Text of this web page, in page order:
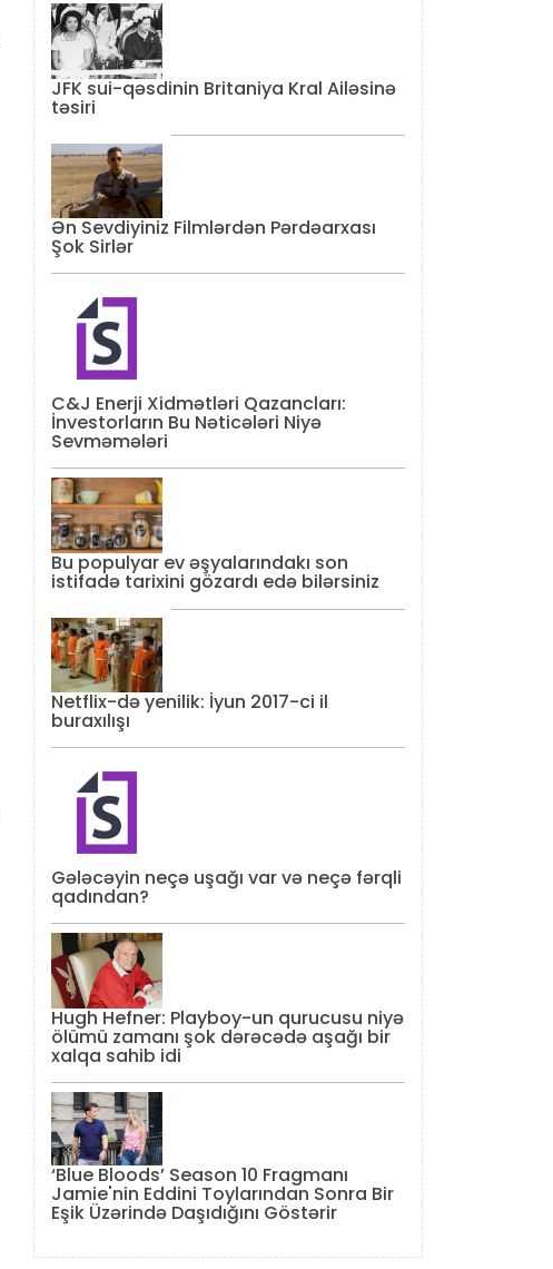
JFK sui-qəsdinin Britaniya Kral Ailəsinə
təsiri
Ən Sevdiyiniz Filmlərdən Pərdəarxası
Şok Sirlər
C&J Enerji Xidmətləri Qazancları:
İnvestorların Bu Nəticələri Niyə
Sevməmələri
Bu populyar ev əşyalarındakı son
istifadə tarixini gözardı edə bilərsiniz
Netflix-də yenilik: İyun 2017-ci il
buraxılışı
Gələcəyin neçə uşağı var və neçə fərqli
qadından?
Hugh Hefner: Playboy-un qurucusu niyə
ölümü zamanı şok dərəcədə aşağı bir
xalqa sahib idi
‘Blue Bloods’ Season 10 Fragmanı
Jamie'nin Eddini Toylarından Sonra Bir
Eşik Üzərində Daşıdığını Göstərir